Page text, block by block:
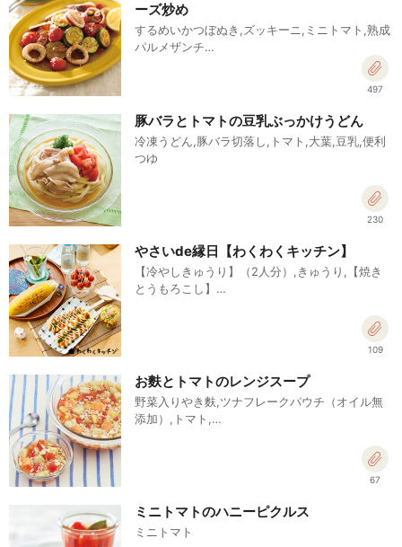
ーズ炒め
するめいかつぼぬき,ズッキーニ,ミニトマト,熟成
パルメザンチ…
497
豚バラとトマトの豆乳ぶっかけうどん
冷凍うどん,豚バラ切落し,トマト,大葉,豆乳,便利
つゆ
230
やさいde縁日【わくわくキッチン】
【冷やしきゅうり】（2人分）,きゅうり,【焼き
とうもろこし】…
109
お麩とトマトのレンジスープ
野菜入りやき麩,ツナフレークパウチ（オイル無
添加）,トマト,…
67
ミニトマトのハニーピクルス
ミニトマト